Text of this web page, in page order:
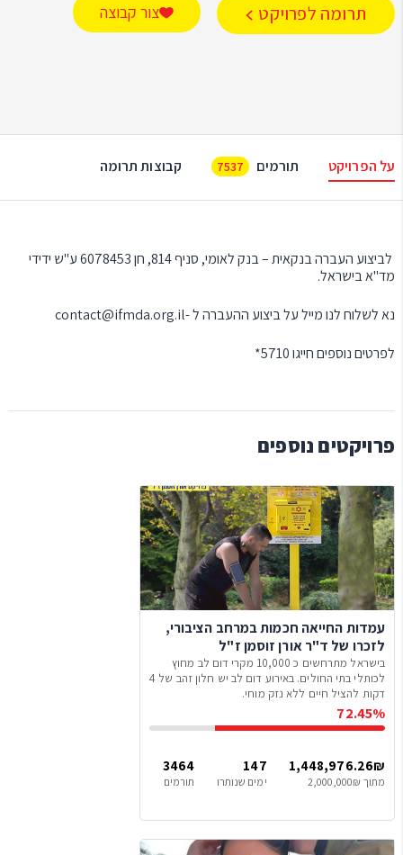
תרומה לפרויקט צור קבוצה
על הפרויקט תורמים 7537 קבוצות תרומה
לביצוע העברה בנקאית – בנק לאומי, סניף 814, חן 6078453 ע"ש ידידי
מד"א בישראל.
נא לשלוח לנו מייל על ביצוע ההעברה ל - contact@ifmda.org.il
לפרטים נוספים חייגו 5710*
פרויקטים נוספים
עמדות החייאה חכמות במרחב הציבורי,
לזכרו של ד"ר אורן זוסמן ז"ל
בישראל מתרחשים כ 10,000 מקרי דום לב מחוץ
לכותלי בתי החולים. באירוע דום לב יש חלון זהב של 4
דקות להציל חיים ללא נזק מוחי.
72.45%
1,448,976.26₪
מתוך 2,000,000₪
147
ימים שנותרו
3464
תורמים